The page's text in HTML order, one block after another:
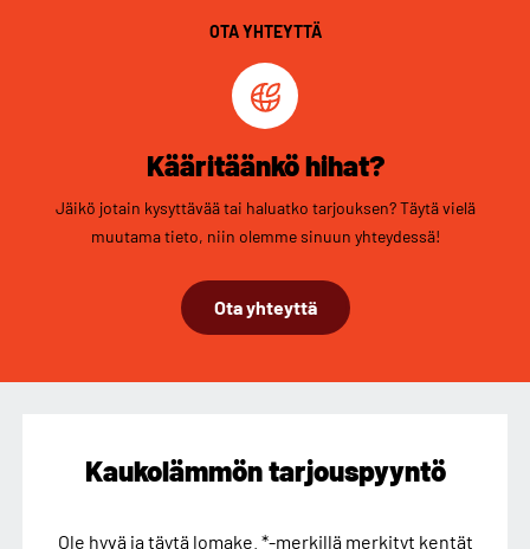
OTA YHTEYTTÄ
Kääritäänkö hihat?
Jäikö jotain kysyttävää tai haluatko tarjouksen? Täytä vielä
muutama tieto, niin olemme sinuun yhteydessä!
Ota yhteyttä
Kaukolämmön tarjouspyyntö
Ole hyvä ja täytä lomake. *-merkillä merkityt kentät